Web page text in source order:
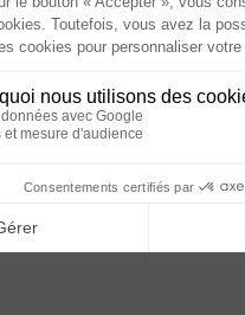
client
/ Inscription
- 2026 © Tessella, Tous